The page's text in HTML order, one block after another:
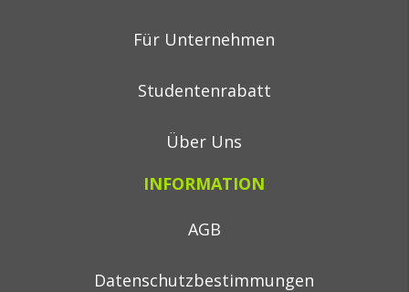
Für Unternehmen
Studentenrabatt
Über Uns
INFORMATION
AGB
Datenschutzbestimmungen